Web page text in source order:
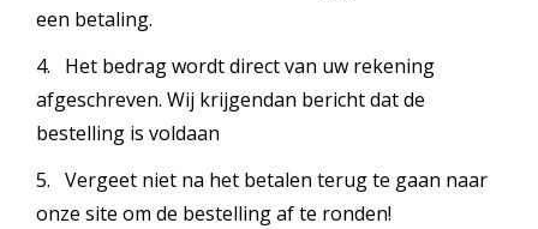
een betaling.
4. Het bedrag wordt direct van uw rekening
afgeschreven. Wij krijgendan bericht dat de
bestelling is voldaan
5. Vergeet niet na het betalen terug te gaan naar
onze site om de bestelling af te ronden!